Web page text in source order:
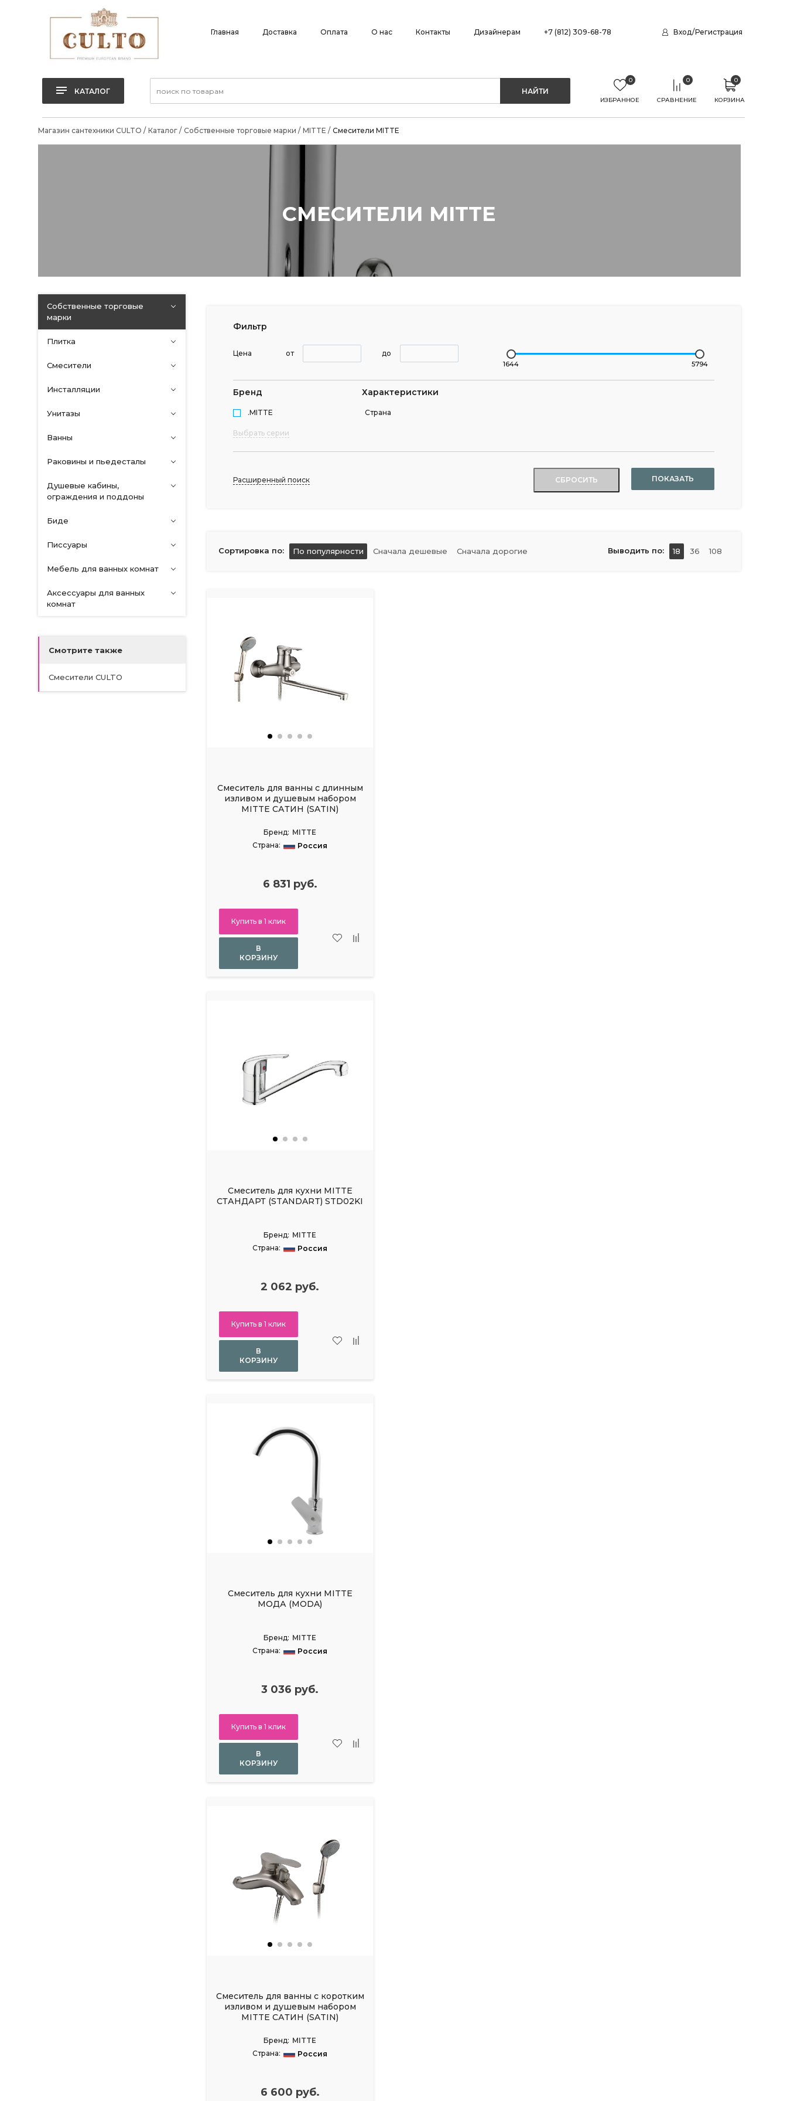
Главная Доставка Оплата О нас Контакты Дизайнерам +7 (812) 309-68-78 Вход/Регистрация
КАТАЛОГ
0
ИЗБРАННОЕ
0
СРАВНЕНИЕ
0
КОРЗИНА
Магазин сантехники CULTO / Каталог/ Собственные торговые марки / MITTE / Смесители MITTE
СМЕСИТЕЛИ MITTE
Собственные торговые
марки
Плитка
Смесители
Инсталляции
Унитазы
Ванны
Раковины и пьедесталы
Душевые кабины,
ограждения и поддоны
Биде
Писсуары
Мебель для ванных комнат
Аксессуары для ванных
комнат
Смотрите также
Смесители CULTO
Фильтр
Цена от до
1644 5794
Бренд
.MITTE
Выбрать серии
Характеристики
Страна
Расширенный поиск ПОКАЗАТЬ
Сортировка по: По популярности Сначала дешевые Сначала дорогие Выводить по: 18 36 108
Смеситель для ванны с длинным
изливом и душевым набором
MITTE САТИН (SATIN)
Бренд: MITTE
Страна:
Россия
6 831 руб.
Купить в 1 клик
В
КОРЗИНУ
Смеситель для кухни MITTE
СТАНДАРТ (STANDART) STD02KI
Бренд: MITTE
Страна:
Россия
2 062 руб.
Купить в 1 клик
В
КОРЗИНУ
Смеситель для кухни MITTE
МОДА (MODA)
Бренд: MITTE
Страна:
Россия
3 036 руб.
Купить в 1 клик
В
КОРЗИНУ
Смеситель для ванны с коротким
изливом и душевым набором
MITTE САТИН (SATIN)
Бренд: MITTE
Страна:
Россия
6 600 руб.